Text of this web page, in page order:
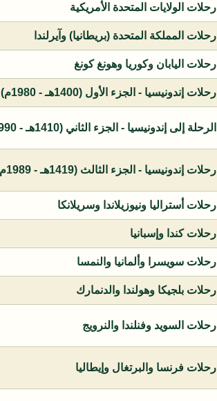
رحلات الولايات المتحدة الأمريكية
رحلات المملكة المتحدة (بريطانيا) وآيرلندا
رحلات اليابان وكوريا وهونغ كونغ
رحلات إندونيسيا - الجزء الأول (1400هـ - 1980م)
الرحلة إلى إندونيسيا - الجزء الثاني (1410هـ - 1990م)
رحلات إندونيسيا - الجزء الثالث (1419هـ - 1989م)
رحلات أستراليا ونيوزيلاندا وسريلانكا
رحلات كندا وإسبانيا
رحلات سويسرا وألمانيا والنمسا
رحلات بلجيكا وهولندا والدنمارك
رحلات السويد وفنلندا والنرويج
رحلات فرنسا والبرتغال وإيطاليا